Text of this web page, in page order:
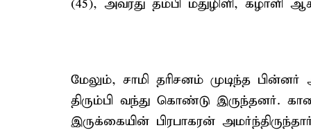
(45), அவரது தம்பி மதுழிளி, கழாளி
மேலும், சாமி தரிசனம் முடிந்த
திரும்பி வந்து கொண்டு இருந்தனர்.
இருக்கையின் பிரபாகரன்